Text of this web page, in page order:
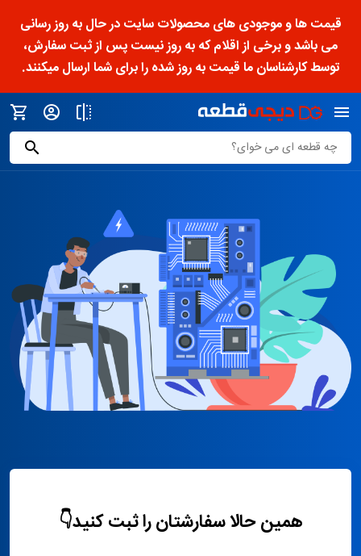
قیمت ها و موجودی های محصولات سایت در حال به روز رسانی
می باشد و برخی از اقلام که به روز نیست پس از ثبت سفارش،
توسط کارشناسان ما قیمت به روز شده را برای شما ارسال میکنند.
همین حالا سفارشتان را ثبت کنید👇